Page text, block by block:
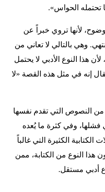
تحتمله الحواس».
لأنها تروي خبراً عن
وهي بالتالي لا تعاني من
هذا النوع الأدبي لا يحتمل
إنه في مثل هذه القصة «لا
من النصوص التي تقدم نفسها
وفي كثرة ما يُعده
الكتابية الكثيرة التي غالباً
هذا النوع من الكتابة، ممن
أدبي مستقل.